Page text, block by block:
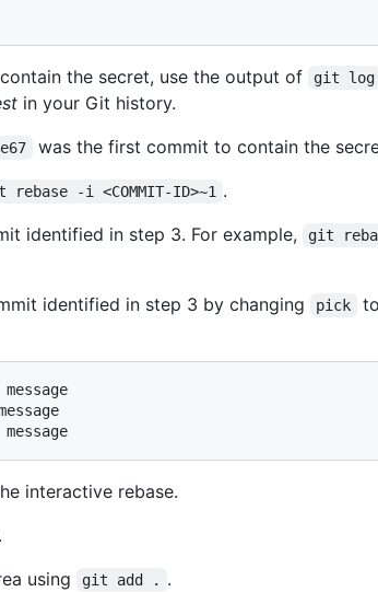
the secret, use the output of git log
in your Git history.
was the first commit to contain the
rebase -i <COMMIT-ID>~1 .
identified in step 3. For example,
git
identified in step 3 by changing
pick to
interactive rebase.
using
git add . .